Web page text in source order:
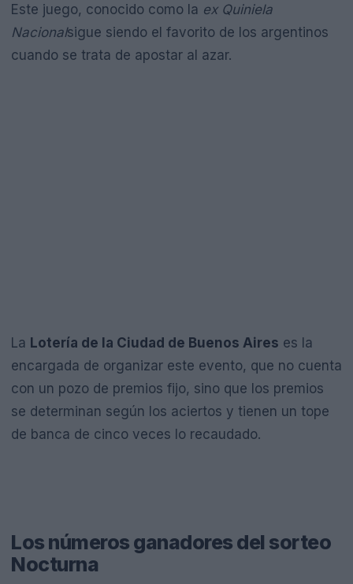
Este juego, conocido como la ex Quiniela
Nacionalsigue siendo el favorito de los argentinos
cuando se trata de apostar al azar.
La Lotería de la Ciudad de Buenos Aires es la
encargada de organizar este evento, que no cuenta
con un pozo de premios fijo, sino que los premios
se determinan según los aciertos y tienen un tope
de banca de cinco veces lo recaudado.
Los números ganadores del sorteo
Nocturna